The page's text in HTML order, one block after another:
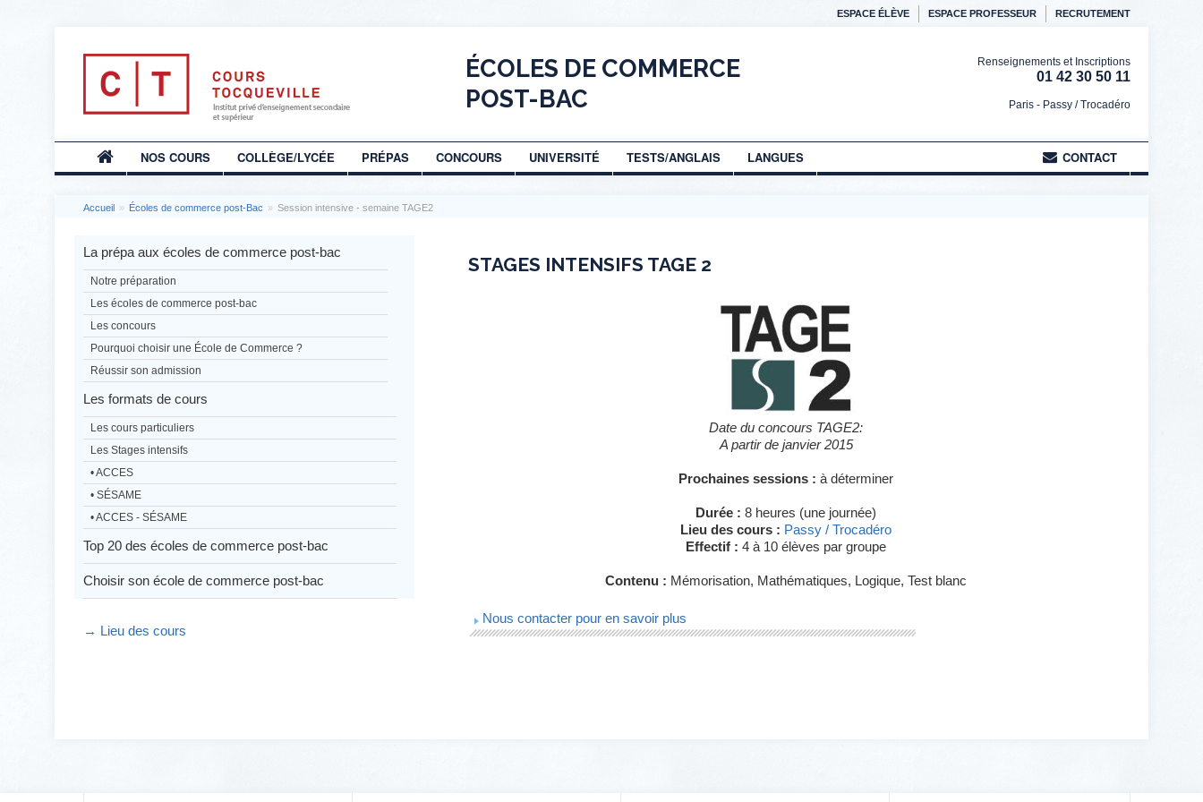
ESPACE ÉLÈVE ESPACE PROFESSEUR RECRUTEMENT
Renseignements et Inscriptions
01 42 30 50 11
Paris - Passy / Trocadéro
ÉCOLES DE COMMERCE
POST-BAC
NOS COURS COLLÈGE/LYCÉE PRÉPAS CONCOURS UNIVERSITÉ TESTS/ANGLAIS LANGUES CONTACT
Accueil » Écoles de commerce post-Bac » Session intensive - semaine TAGE2
La prépa aux écoles de commerce post-bac
Notre préparation
Les écoles de commerce post-bac
Les concours
Pourquoi choisir une École de Commerce ?
Réussir son admission
Les formats de cours
Les cours particuliers
Les Stages intensifs
• ACCES
• SÉSAME
• ACCES - SÉSAME
Top 20 des écoles de commerce post-bac
Choisir son école de commerce post-bac
→ Lieu des cours
STAGES INTENSIFS TAGE 2
Date du concours TAGE2:
A partir de janvier 2015
Prochaines sessions : à déterminer
Durée : 8 heures (une journée)
Lieu des cours : Passy / Trocadéro
Effectif : 4 à 10 élèves par groupe
Contenu : Mémorisation, Mathématiques, Logique, Test blanc
Nous contacter pour en savoir plus